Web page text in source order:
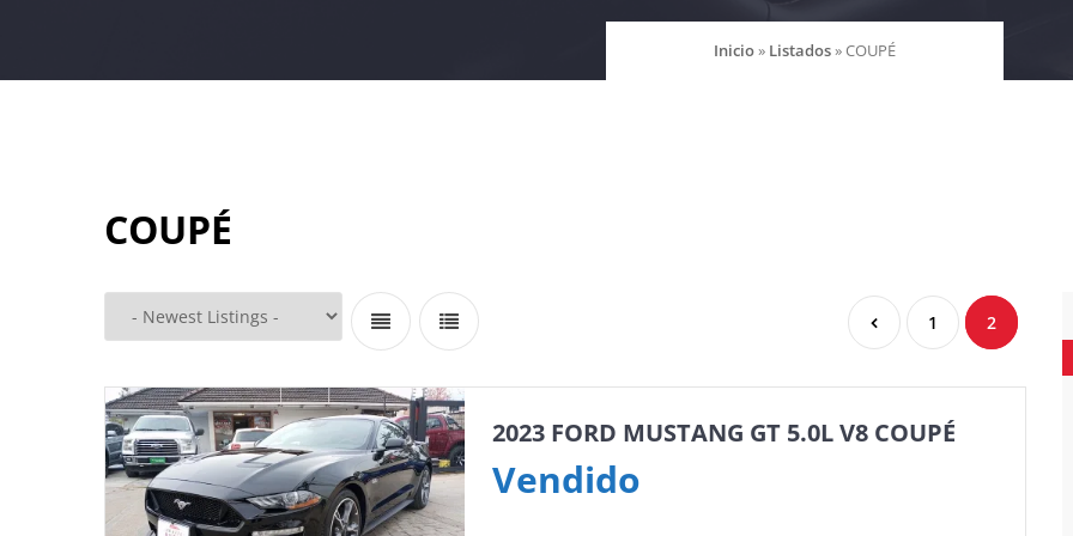
Inicio» Listados»COUPÉ
COUPÉ
1 2
2023 FORD MUSTANG GT 5.0L V8 COUPÉ
Vendido